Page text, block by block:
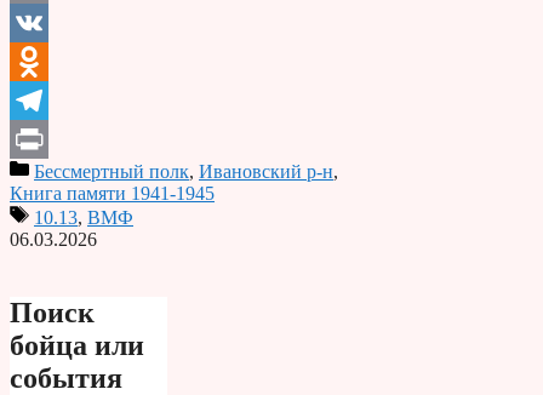
Email
VK
Odnoklassniki
Telegram
PrintБессмертный полк, Ивановский р-н,
Книга памяти 1941-1945
10.13, ВМФ
06.03.2026
Поиск
бойца или
события